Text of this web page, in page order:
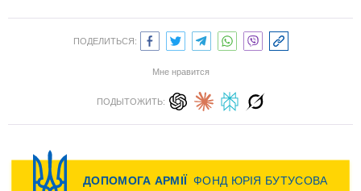
ПОДЕЛИТЬСЯ:
Мне нравится
ПОДЫТОЖИТЬ: